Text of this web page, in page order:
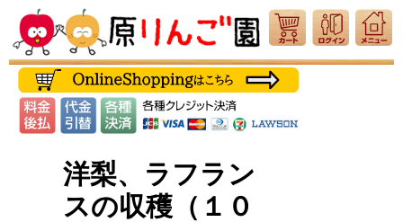
洋梨、ラフラン
スの収穫（１０